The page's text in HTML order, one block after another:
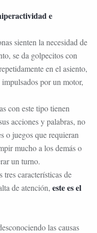
e
sienten la necesidad de
se da golpecitos con
en el asiento,
por un motor,
con este tipo tienen
acciones y palabras, no
o juegos que requieran
mucho a los demás o
un turno.
tres características de
de atención, este es el
las causas